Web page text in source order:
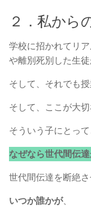
２．私から
学校に招かれてリ
や離別死別した生徒
そして、それでも
そして、ここが大切
そういう子にとっ
なぜなら世代間伝達
世代間伝達を断絶さ
いつか誰かが、